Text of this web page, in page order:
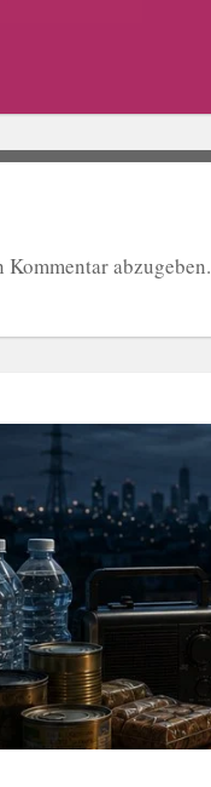
Kommentar abzugeben.